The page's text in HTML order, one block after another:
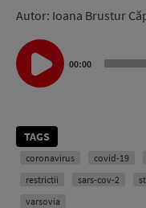
Autor: Ioana Brustur
Audio
Player
00:00
TAGS
coronavirus covid-19
restrictii
sars-cov-2
varsovia